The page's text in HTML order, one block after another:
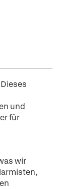
und
für
wir